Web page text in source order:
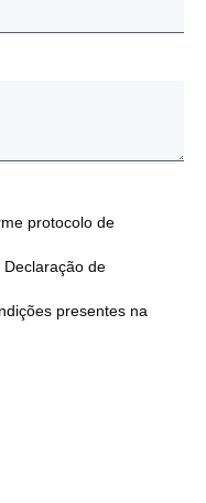
protocolo de
de
presentes na